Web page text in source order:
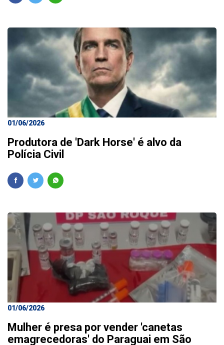
01/06/2026
Produtora de 'Dark Horse' é alvo da
Polícia Civil
01/06/2026
Mulher é presa por vender 'canetas
emagrecedoras' do Paraguai em São